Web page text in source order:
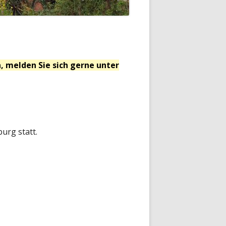
melden Sie sich gerne unter
statt.